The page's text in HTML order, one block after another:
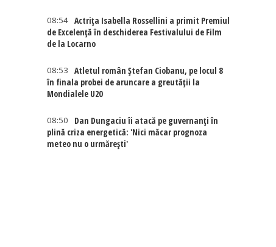
08:54 Actriţa Isabella Rossellini a primit Premiul
de Excelenţă în deschiderea Festivalului de Film
de la Locarno
08:53
Atletul român Ștefan Ciobanu, pe locul 8
în finala probei de aruncare a greutății la
Mondialele U20
08:50
Dan Dungaciu îi atacă pe guvernanți în
plină criza energetică: 'Nici măcar prognoza
meteo nu o urmărești'